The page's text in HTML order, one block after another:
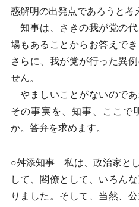
惑解明の出発点であろうと考
知事は、さきの我が党の
場もあることからお答えで
さらに、我が党が行った異
せん。
やましいことがないのであ
その事実を、知事、ここで
か。答弁を求めます。
○舛添知事 私は、政治家と
して、閣僚として、いろん
りました。そして、当然、